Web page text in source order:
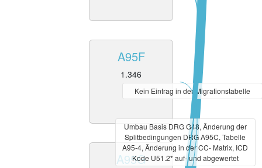
A95F
1.346
A95G
Kein Eintrag in der Migrationstabelle
Umbau Basis DRG G48, Änderung der
Splitbedingungen DRG A95C, Tabelle
A95-4, Änderung in der CC- Matrix, ICD
Kode U51.2* auf- und abgewertet